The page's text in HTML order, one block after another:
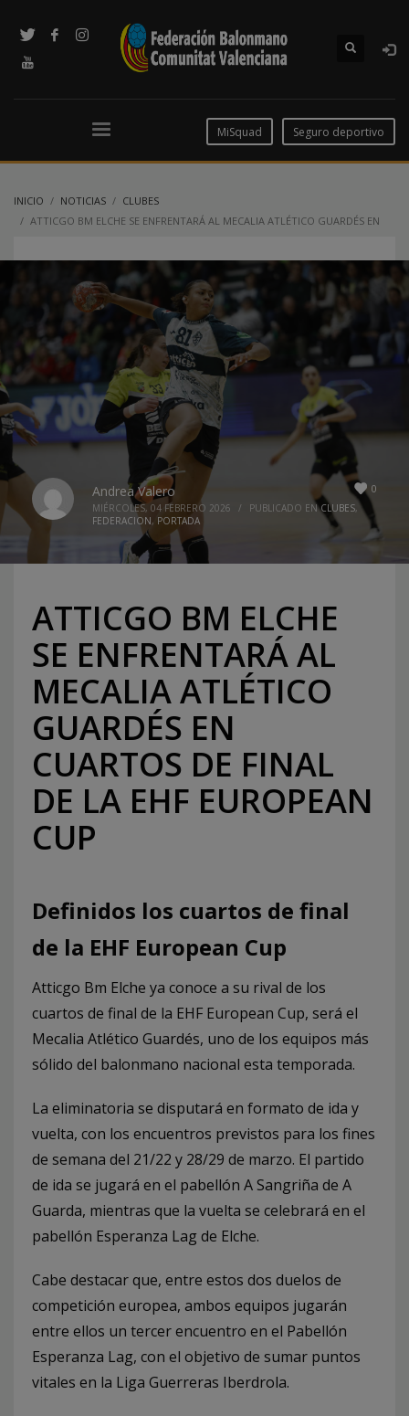
MiSquad Seguro deportivo
INICIO NOTICIAS
CLUBES
ATTICGO BM ELCHE SE ENFRENTARÁ AL MECALIA ATLÉTICO GUARDÉS EN
0
Andrea Valero
MIÉRCOLES, 04 FEBRERO 2026 / PUBLICADO ENCLUBES,
FEDERACION, PORTADA
ATTICGO BM ELCHE
SE ENFRENTARÁ AL
MECALIA ATLÉTICO
GUARDÉS EN
CUARTOS DE FINAL
DE LA EHF EUROPEAN
CUP
Definidos los cuartos de final
de la EHF European Cup
Atticgo Bm Elche ya conoce a su rival de los
cuartos de final de la EHF European Cup, será el
Mecalia Atlético Guardés, uno de los equipos más
sólido del balonmano nacional esta temporada.
La eliminatoria se disputará en formato de ida y
vuelta, con los encuentros previstos para los fines
de semana del 21/22 y 28/29 de marzo. El partido
de ida se jugará en el pabellón A Sangriña de A
Guarda, mientras que la vuelta se celebrará en el
pabellón Esperanza Lag de Elche.
Cabe destacar que, entre estos dos duelos de
competición europea, ambos equipos jugarán
entre ellos un tercer encuentro en el Pabellón
Esperanza Lag, con el objetivo de sumar puntos
vitales en la Liga Guerreras Iberdrola.